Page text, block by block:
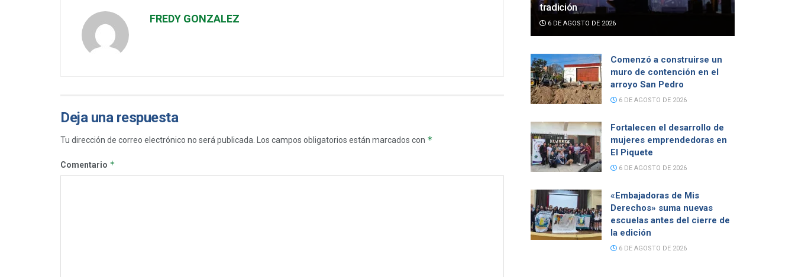
FREDY GONZALEZ
Deja una respuesta
Tu dirección de correo electrónico no será publicada. Los campos obligatorios están marcados con *
Comentario *
tradición
6 DE AGOSTO DE 2026
Comenzó a construirse un
muro de contención en el
arroyo San Pedro
6 DE AGOSTO DE 2026
Fortalecen el desarrollo de
mujeres emprendedoras en
El Piquete
6 DE AGOSTO DE 2026
«Embajadoras de Mis
Derechos» suma nuevas
escuelas antes del cierre de
la edición
6 DE AGOSTO DE 2026